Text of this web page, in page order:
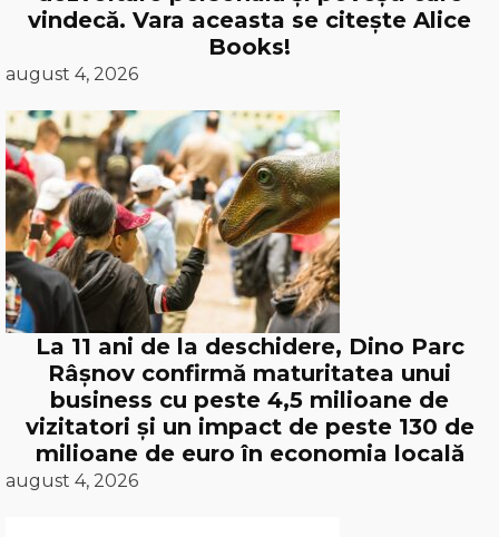
vindecă. Vara aceasta se citește Alice
Books!
august 4, 2026
La 11 ani de la deschidere, Dino Parc
Râșnov confirmă maturitatea unui
business cu peste 4,5 milioane de
vizitatori și un impact de peste 130 de
milioane de euro în economia locală
august 4, 2026